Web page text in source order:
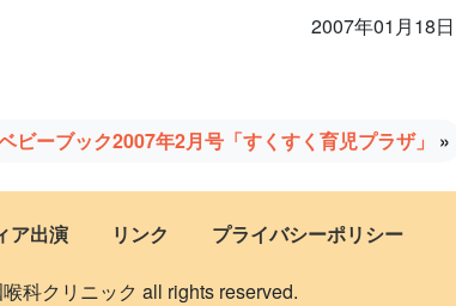
2007年01月18日
ビーブック2007年2月号「すくすく育児プラザ」 »
ア出演 リンク プライバシーポリシー
科クリニック all rights reserved.